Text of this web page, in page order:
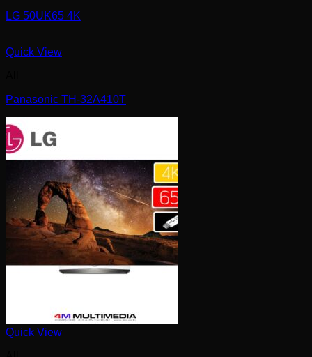
LG 50UK65 4K
Quick View
Panasonic TH-32A410T
Quick View